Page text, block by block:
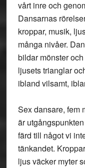
vårt inre och
Dansarnas
kroppar, musik,
många nivåer.
bildar mönster
ljusets trianglar
ibland vilsamt,
Sex dansare, fem
är
färd till något vi
tänkandet.
ljus väcker myter